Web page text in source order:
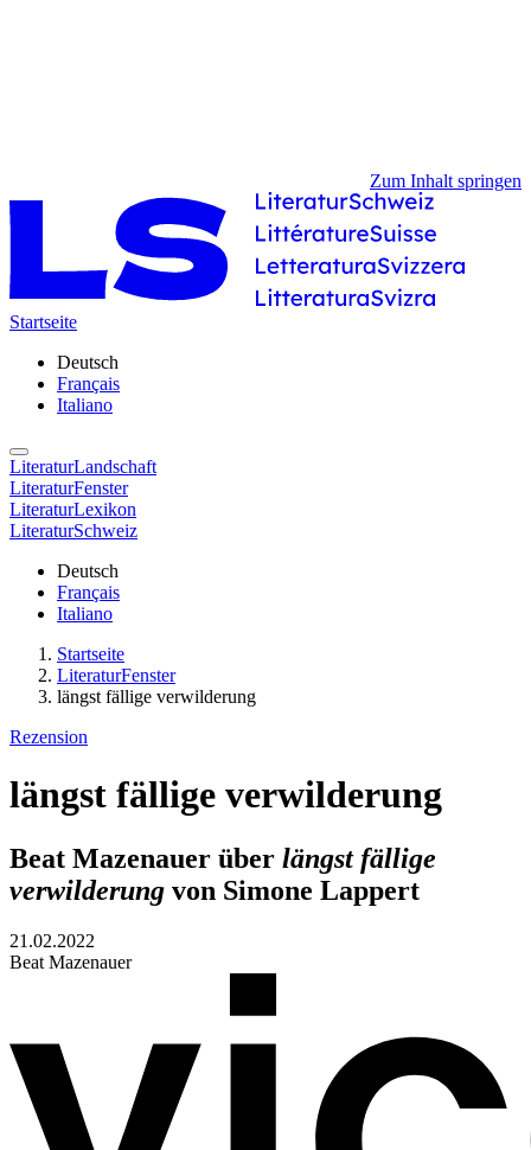
Zum Inhalt springen
Startseite
Deutsch
Français
Italiano
LiteraturLandschaft
LiteraturFenster
LiteraturLexikon
LiteraturSchweiz
Deutsch
Français
Italiano
Startseite
LiteraturFenster
längst fällige verwilderung
Rezension
längst fällige verwilderung
Beat Mazenauer über längst fällige
verwilderung von Simone Lappert
21.02.2022
Beat Mazenauer